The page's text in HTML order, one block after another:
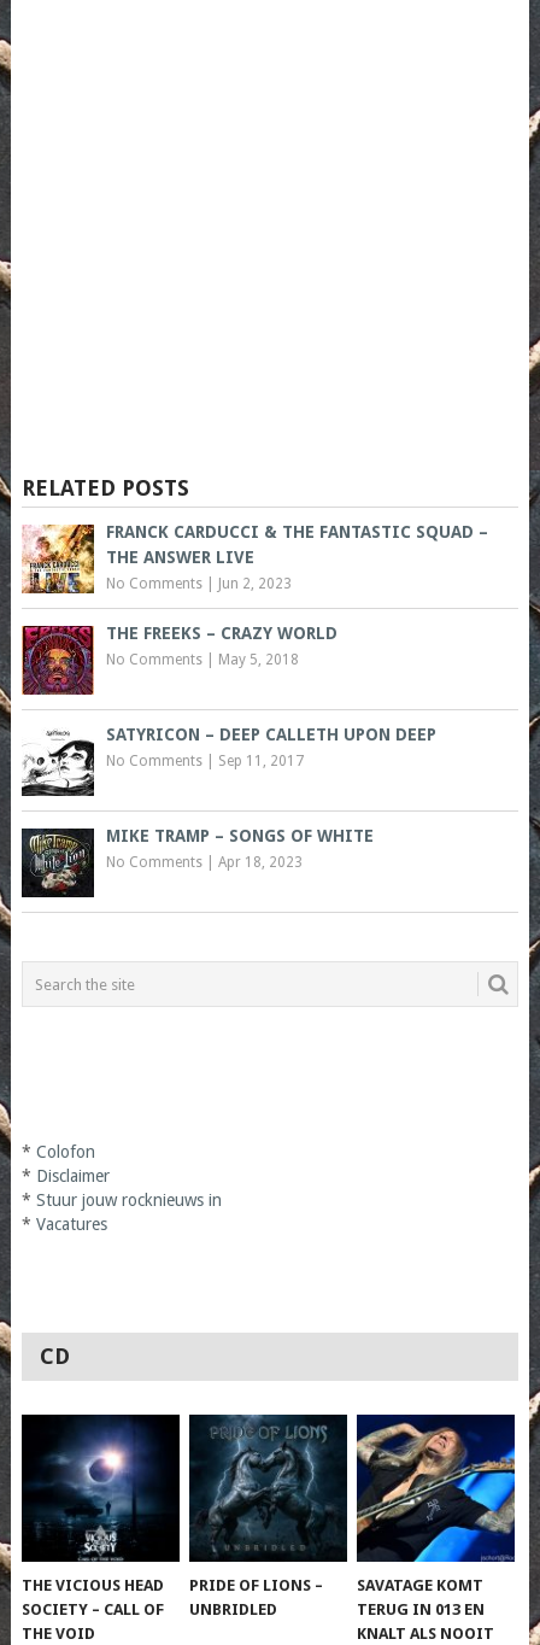
RELATED POSTS
FRANCK CARDUCCI & THE FANTASTIC SQUAD –
THE ANSWER LIVE
No Comments| Jun 2, 2023
THE FREEKS – CRAZY WORLD
No Comments| May 5, 2018
SATYRICON – DEEP CALLETH UPON DEEP
No Comments| Sep 11, 2017
MIKE TRAMP – SONGS OF WHITE
No Comments| Apr 18, 2023
* Colofon
* Disclaimer
* Stuur jouw rocknieuws in
* Vacatures
CD
THE VICIOUS HEAD
SOCIETY – CALL OF
THE VOID
PRIDE OF LIONS –
UNBRIDLED
SAVATAGE KOMT
TERUG IN 013 EN
KNALT ALS NOOIT